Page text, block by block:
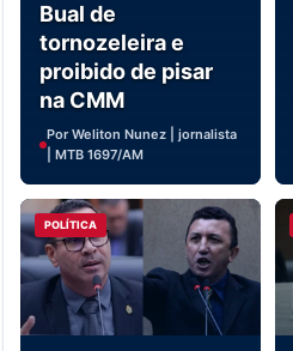
Bual de
tornozeleira e
proibido de pisar
na CMM
Por Weliton Nunez | jornalista
| MTB 1697/AM
POLÍTICA